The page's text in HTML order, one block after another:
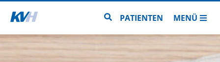
Zur Startseite Zur Seitensuche
PATIENTEN MENÜ